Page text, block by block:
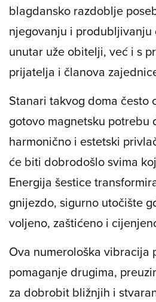
blagdansko razdoblje
njegovanju i produbljivanju
unutar uže obitelji, već i s
prijatelja i članova
Stanari takvog doma često
gotovo magnetsku potrebu
harmonično i estetski
će biti dobrodošlo svima
Energija šestice
gnijezdo, sigurno utočište
voljeno, zaštićeno i
Ova numerološka vibracija
pomaganje drugima,
za dobrobit bližnjih i